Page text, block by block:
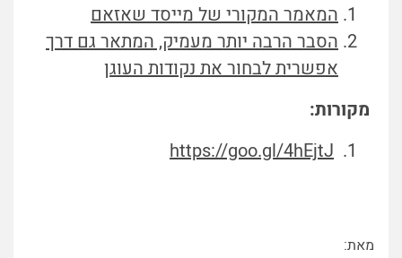
המאמר המקורי של מייסד שאזאם
הסבר הרבה יותר מעמיק, המתאר גם דרך
אפשרית לבחור את נקודות העוגן
מקורות:
https://goo.gl/4hEjtJ
מאת: